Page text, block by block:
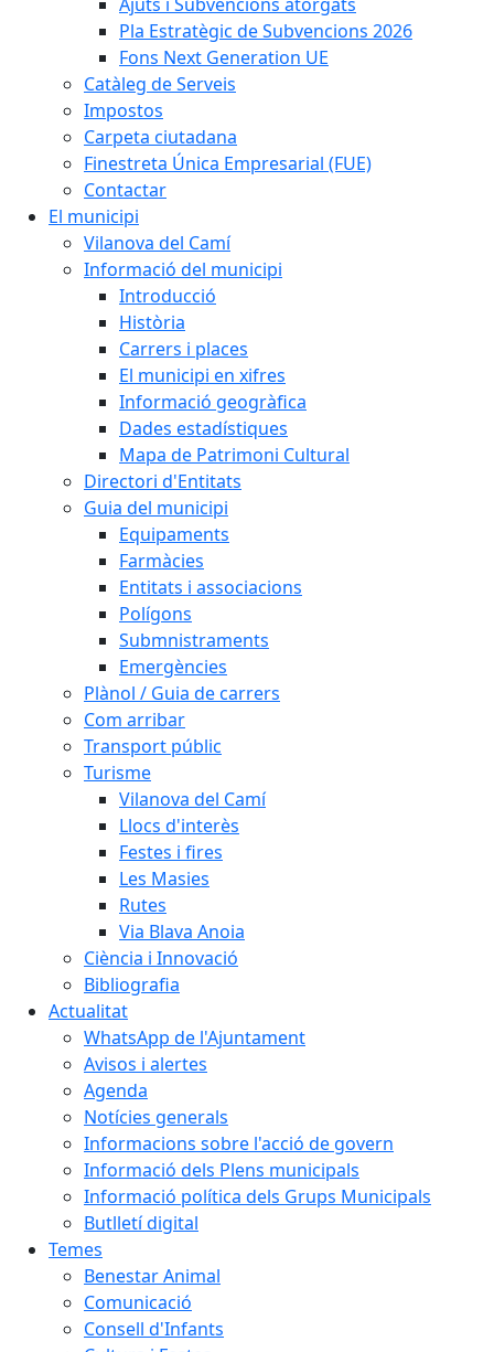
Pla Estratègic de Subvencions 2026
Fons Next Generation UE
Catàleg de Serveis
Impostos
Carpeta ciutadana
Finestreta Única Empresarial (FUE)
Contactar
El municipi
Vilanova del Camí
Informació del municipi
Introducció
Història
Carrers i places
El municipi en xifres
Informació geogràfica
Dades estadístiques
Mapa de Patrimoni Cultural
Directori d'Entitats
Guia del municipi
Equipaments
Farmàcies
Entitats i associacions
Polígons
Submnistraments
Emergències
Plànol / Guia de carrers
Com arribar
Transport públic
Turisme
Vilanova del Camí
Llocs d'interès
Festes i fires
Les Masies
Rutes
Via Blava Anoia
Ciència i Innovació
Bibliografia
Actualitat
WhatsApp de l'Ajuntament
Avisos i alertes
Agenda
Notícies generals
Informacions sobre l'acció de govern
Informació dels Plens municipals
Informació política dels Grups Municipals
Butlletí digital
Temes
Benestar Animal
Comunicació
Consell d'Infants